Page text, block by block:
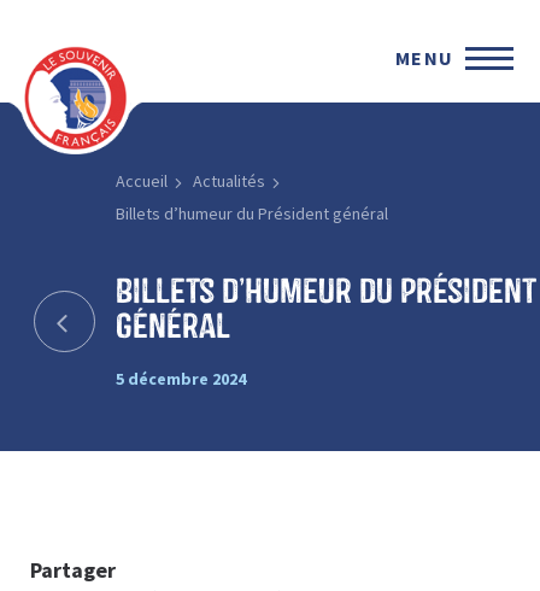
MENU
Accueil
Actualités
Billets d’humeur du Président général
Billets d’humeur du Président
général
5 décembre 2024
Partager